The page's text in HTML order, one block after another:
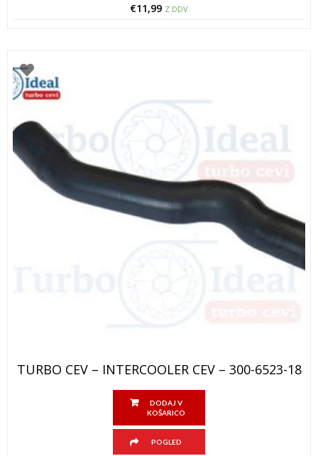
€11,99 Z DDV
TURBO CEV – INTERCOOLER CEV – 300-6523-18
DODAJ V
KOŠARICO
POGLED